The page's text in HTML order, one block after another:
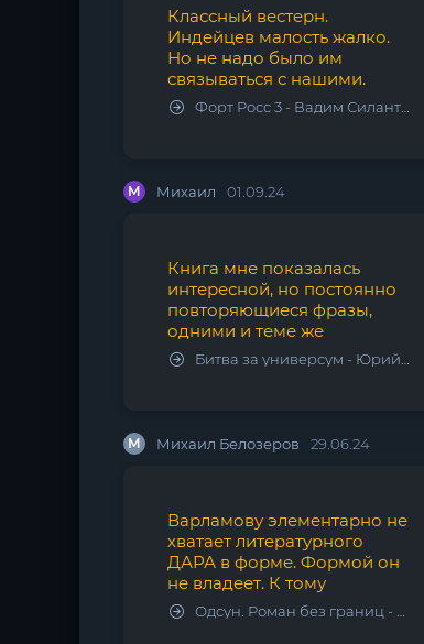
Классный вестерн.
Индейцев малость жалко.
Но не надо было им
связываться с нашими.
Форт Росс 3 - Вадим Силантьев
М Михаил 01.09.24
Книга мне показалась
интересной, но постоянно
повторяющиеся фразы,
одними и теме же
Битва за универсум - Юрий Тарарев, Александр Тарарев
М Михаил Белозеров 29.06.24
Варламову элементарно не
хватает литературного
ДАРА в форме. Формой он
не владеет. К тому
Одсун. Роман без границ - Алексей Варламов